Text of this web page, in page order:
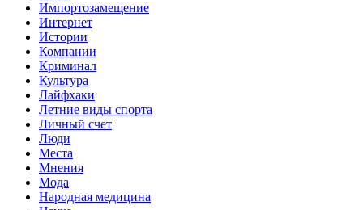
Импортозамещение
Интернет
Истории
Компании
Криминал
Культура
Лайфхаки
Летние виды спорта
Личный счет
Люди
Места
Мнения
Мода
Народная медицина